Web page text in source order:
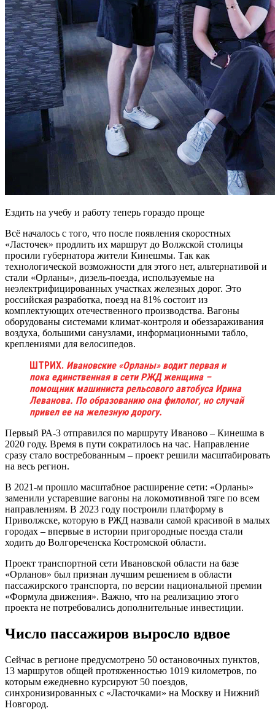
Ездить на учебу и работу теперь гораздо проще
Всё началось с того, что после появления скоростных
«Ласточек» продлить их маршрут до Волжской столицы
просили губернатора жители Кинешмы. Так как
технологической возможности для этого нет, альтернативой и
стали «Орланы», дизель-поезда, используемые на
неэлектрифицированных участках железных дорог. Это
российская разработка, поезд на 81% состоит из
комплектующих оте­чественного производства. Вагоны
оборудованы системами климат-контроля и обеззараживания
воздуха, большими санузлами, информационными табло,
креплениями для велосипедов.
ШТРИХ. Ивановские «Орланы» водит первая и
пока единственная в сети РЖД женщина –
помощник машиниста рельсового автобуса Ирина
Леванова. По образованию она филолог, но случай
привел ее на железную дорогу.
Первый РА-3 отправился по маршруту Иваново – Кинешма в
2020 году. Время в пути сократилось на час. Направление
сразу стало востребованным – проект решили масштабировать
на весь регион.
В 2021-м прошло масштабное расширение сети: «Орланы»
заменили устаревшие вагоны на локомотивной тяге по всем
направлениям. В 2023 году построили платформу в
Приволжске, которую в РЖД назвали самой красивой в малых
городах – впервые в истории пригородные поезда стали
ходить до Волгореченска Костромской области.
Проект транспортной сети Ивановской области на базе
«Орланов» был признан лучшим решением в области
пассажирского транспорта, по версии национальной премии
«Формула движения». Важно, что на реализацию этого
проекта не потребовались дополнительные инвестиции.
Число пассажиров выросло вдвое
Сейчас в регионе предусмотрено 50 остановочных пунктов,
13 маршрутов общей протяженностью 1019 километров, по
которым ежедневно курсируют 50 поездов,
синхронизированных с «Ласточками» на Москву и Нижний
Новгород.